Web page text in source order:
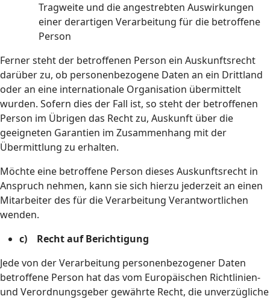
Tragweite und die angestrebten Auswirkungen
einer derartigen Verarbeitung für die betroffene
Person
Ferner steht der betroffenen Person ein Auskunftsrecht
darüber zu, ob personenbezogene Daten an ein Drittland
oder an eine internationale Organisation übermittelt
wurden. Sofern dies der Fall ist, so steht der betroffenen
Person im Übrigen das Recht zu, Auskunft über die
geeigneten Garantien im Zusammenhang mit der
Übermittlung zu erhalten.
Möchte eine betroffene Person dieses Auskunftsrecht in
Anspruch nehmen, kann sie sich hierzu jederzeit an einen
Mitarbeiter des für die Verarbeitung Verantwortlichen
wenden.
c) Recht auf Berichtigung
Jede von der Verarbeitung personenbezogener Daten
betroffene Person hat das vom Europäischen Richtlinien-
und Verordnungsgeber gewährte Recht, die unverzügliche